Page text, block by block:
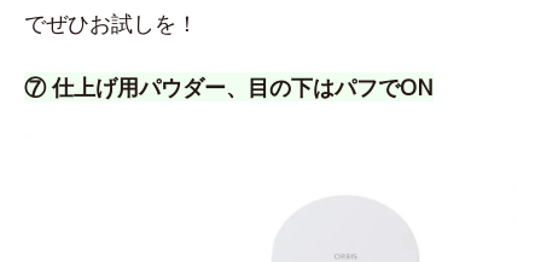
でぜひお試しを！
⑦ 仕上げ用パウダー、目の下はパフでON